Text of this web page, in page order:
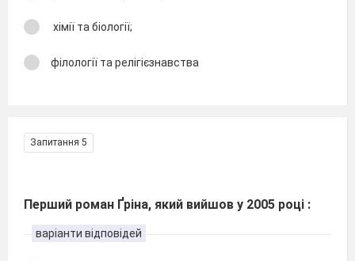
хімії та біології;
філології та релігієзнавства
Запитання 5
Перший роман Ґріна, який вийшов у 2005 році :
варіанти відповідей